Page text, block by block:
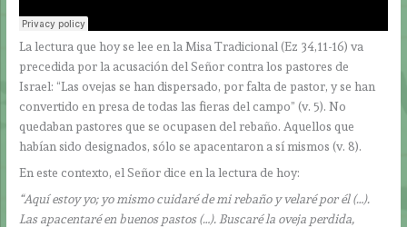
La lectura que hoy se lee en la Misa Tradicional (Ez 34,11-16) va
precedida por la acusación del Señor contra los pastores de
Israel: “Las ovejas se han dispersado, por falta de pastor, y se han
convertido en presa de todas las fieras del campo” (v. 5). No
quedaban pastores que se ocupasen del rebaño. Aquellos que
habían sido designados, sólo se apacentaron a sí mismos (v. 8).
En este contexto, el Señor dice en la lectura de hoy:
“Aquí estoy yo; yo mismo cuidaré de mi rebaño y velaré por él (…).
Las apacentaré en buenos pastos (…). Buscaré la oveja perdida,